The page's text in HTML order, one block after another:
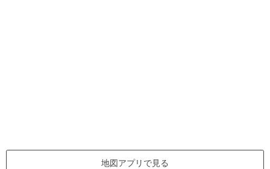
地図アプリで見る